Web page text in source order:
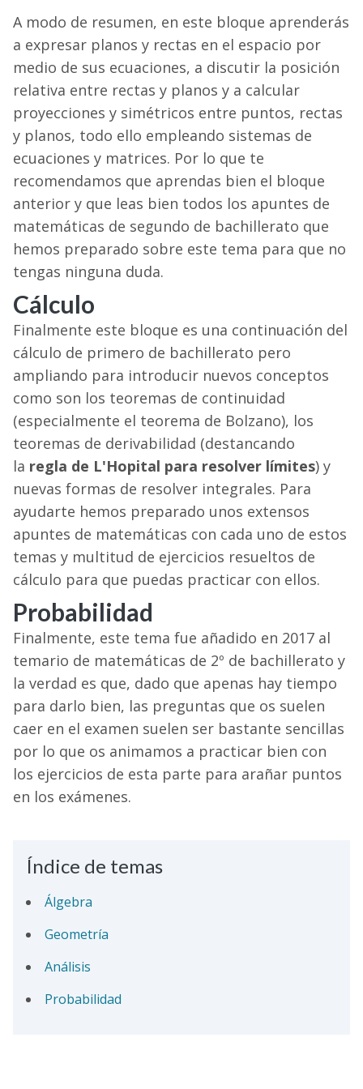
A modo de resumen, en este bloque aprenderás
a expresar planos y rectas en el espacio por
medio de sus ecuaciones, a discutir la posición
relativa entre rectas y planos y a calcular
proyecciones y simétricos entre puntos, rectas
y planos, todo ello empleando sistemas de
ecuaciones y matrices. Por lo que te
recomendamos que aprendas bien el bloque
anterior y que leas bien todos los apuntes de
matemáticas de segundo de bachillerato que
hemos preparado sobre este tema para que no
tengas ninguna duda.
Cálculo
Finalmente este bloque es una continuación del
cálculo de primero de bachillerato pero
ampliando para introducir nuevos conceptos
como son los teoremas de continuidad
(especialmente el teorema de Bolzano), los
teoremas de derivabilidad (destancando
la regla de L'Hopital para resolver límites) y
nuevas formas de resolver integrales. Para
ayudarte hemos preparado unos extensos
apuntes de matemáticas con cada uno de estos
temas y multitud de ejercicios resueltos de
cálculo para que puedas practicar con ellos.
Probabilidad
Finalmente, este tema fue añadido en 2017 al
temario de matemáticas de 2º de bachillerato y
la verdad es que, dado que apenas hay tiempo
para darlo bien, las preguntas que os suelen
caer en el examen suelen ser bastante sencillas
por lo que os animamos a practicar bien con
los ejercicios de esta parte para arañar puntos
en los exámenes.
Índice de temas
Álgebra
Geometría
Análisis
Probabilidad